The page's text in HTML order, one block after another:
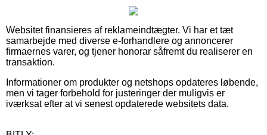
Websitet finansieres af reklameindtægter. Vi har et tæt
samarbejde med diverse e-forhandlere og annoncerer
firmaernes varer, og tjener honorar såfremt du realiserer en
transaktion.
Informationer om produkter og netshops opdateres løbende,
men vi tager forbehold for justeringer der muligvis er
iværksat efter at vi senest opdaterede websitets data.